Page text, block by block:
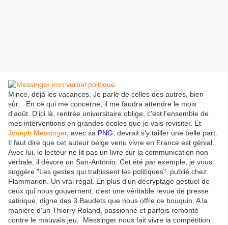
Mince, déjà les vacances. Je parle de celles des autres, bien
sûr... En ce qui me concerne, il me faudra attendre le mois
d'août. D'ici là, rentrée universitaire oblige, c'est l'ensemble de
mes interventions en grandes écoles que je vais revisiter. Et
Joseph Messinger, avec sa PNG , devrait s'y tailler une belle part.
Il faut dire que cet auteur belge venu vivre en France est génial.
Avec lui, le lecteur ne lit pas un livre sur la communication non
verbale, il dévore un San-Antonio. Cet été par exemple, je vous
suggère "Les gestes qui trahissent les politiques", publié chez
Flammarion. Un vrai régal. En plus d'un décryptage gestuel de
ceux qui nous gouvernent, c'est une véritable revue de presse
satirique, digne des 3 Baudets que nous offre ce bouquin. A la
manière d'un Thierry Roland, passionné et parfois remonté
contre le mauvais jeu,
Messinger nous fait vivre la compétition